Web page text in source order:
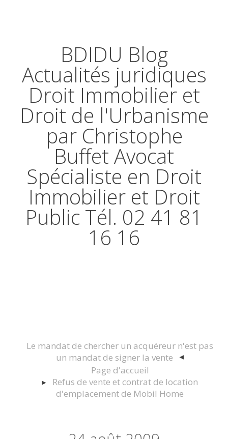
BDIDU Blog
Actualités juridiques
Droit Immobilier et
Droit de l'Urbanisme
par Christophe
Buffet Avocat
Spécialiste en Droit
Immobilier et Droit
Public Tél. 02 41 81
16 16
Le mandat de chercher un acquéreur n'est pas
un mandat de signer la vente
Page d'accueil
Refus de vente et contrat de location
d'emplacement de Mobil Home